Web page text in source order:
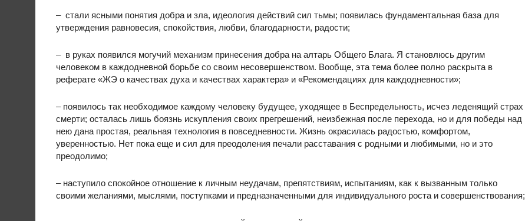
– стали ясными понятия добра и зла, идеология действий сил тьмы; появилась фундаментальная база для
утверждения равновесия, спокойствия, любви, благодарности, радости;
– в руках появился могучий механизм принесения добра на алтарь Общего Блага. Я становлюсь другим
человеком в каждодневной борьбе со своим несовершенством. Вообще, эта тема более полно раскрыта в
реферате «ЖЭ о качествах духа и качествах характера» и «Рекомендациях для каждодневности»;
– появилось так необходимое каждому человеку будущее, уходящее в Беспредельность, исчез леденящий страх
смерти; осталась лишь боязнь искупления своих прегрешений, неизбежная после перехода, но и для победы над
нею дана простая, реальная технология в повседневности. Жизнь окрасилась радостью, комфортом,
уверенностью. Нет пока еще и сил для преодоления печали расставания с родными и любимыми, но и это
преодолимо;
– наступило спокойное отношение к личным неудачам, препятствиям, испытаниям, как к вызванным только
своими желаниями, мыслями, поступками и предназначенными для индивидуального роста и совершенствования;